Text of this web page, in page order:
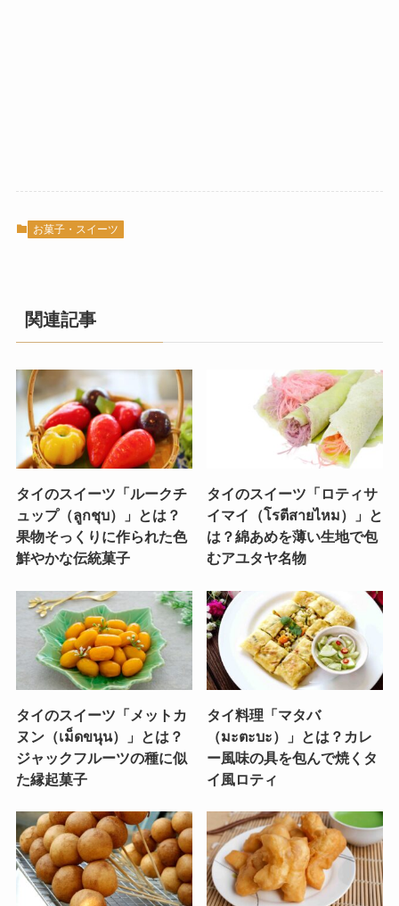
お菓子・スイーツ
関連記事
タイのスイーツ「ルークチ
ュップ（ลูกชุบ）」とは？
果物そっくりに作られた色
鮮やかな伝統菓子
タイのスイーツ「ロティサ
イマイ（โรตีสายไหม）」と
は？綿あめを薄い生地で包
むアユタヤ名物
タイのスイーツ「メットカ
ヌン（เม็ดขนุน）」とは？
ジャックフルーツの種に似
た縁起菓子
タイ料理「マタバ
（มะตะบะ）」とは？カレ
ー風味の具を包んで焼くタ
イ風ロティ